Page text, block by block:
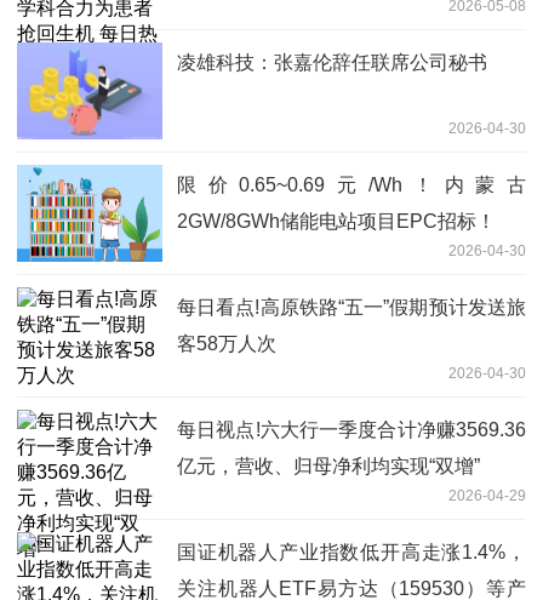
2026-05-08
凌雄科技：张嘉伦辞任联席公司秘书
2026-04-30
限价0.65~0.69元/Wh！内蒙古
2GW/8GWh储能电站项目EPC招标！
2026-04-30
每日看点!高原铁路“五一”假期预计发送旅
客58万人次
2026-04-30
每日视点!六大行一季度合计净赚3569.36
亿元，营收、归母净利均实现“双增”
2026-04-29
国证机器人产业指数低开高走涨1.4%，
关注机器人ETF易方达（159530）等产